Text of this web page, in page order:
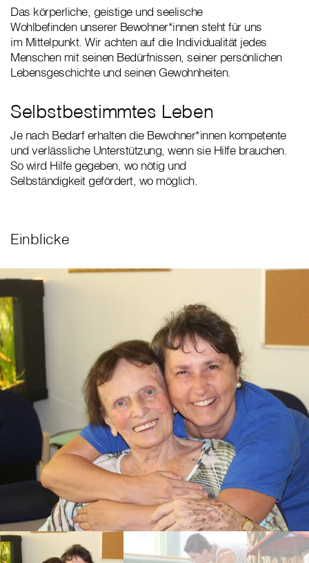
Das körperliche, geistige und seelische
Wohlbefinden unserer Bewohner*innen steht für uns
im Mittelpunkt. Wir achten auf die Individualität jedes
Menschen mit seinen Bedürfnissen, seiner persönlichen
Lebensgeschichte und seinen Gewohnheiten.
Selbstbestimmtes Leben
Je nach Bedarf erhalten die Bewohner*innen kompetente
und verlässliche Unterstützung, wenn sie Hilfe brauchen.
So wird Hilfe gegeben, wo nötig und
Selbständigkeit gefördert, wo möglich.
Einblicke